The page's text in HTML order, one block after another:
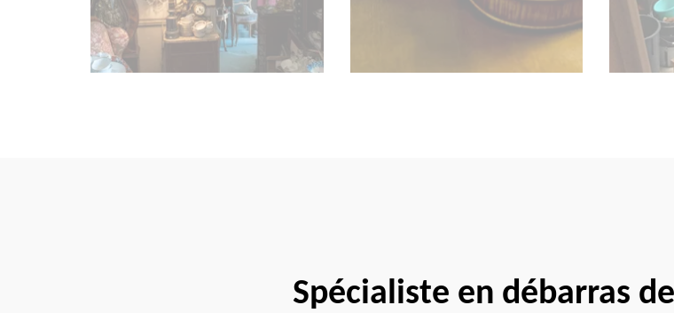
Spécialiste en débarras